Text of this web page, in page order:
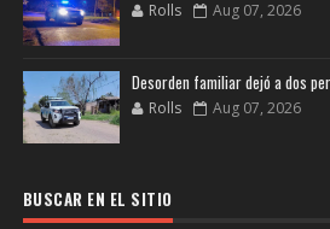
Rolls Aug 07, 2026
Desorden familiar dejó a dos
Rolls Aug 07, 2026
BUSCAR EN EL SITIO